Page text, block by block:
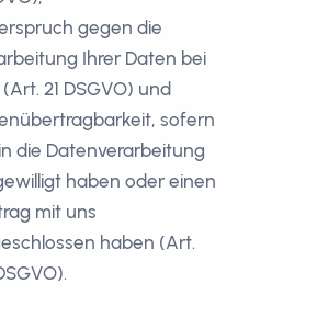
gegen die
Ihrer Daten bei
21 DSGVO) und
sofern
die Datenverarbeitung
haben oder einen
mit uns
haben (Art.